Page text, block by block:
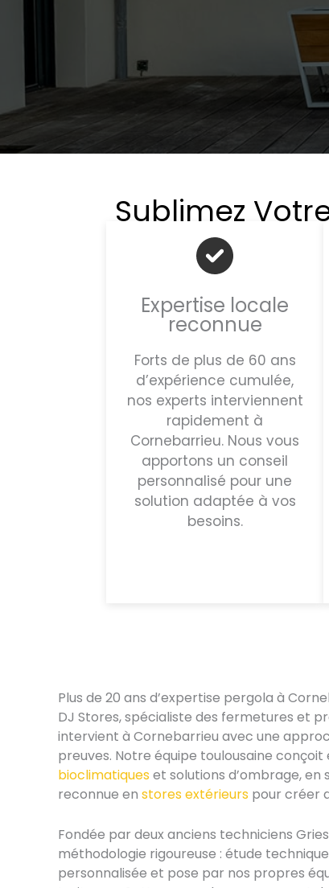
Sublimez
Expertise locale
reconnue
Forts de plus de 60 ans
d’expérience cumulée,
nos experts interviennent
rapidement à
Cornebarrieu. Nous vous
apportons un conseil
personnalisé pour une
solution adaptée à vos
besoins.
Plus de 20 ans d’expertise pergola à
DJ Stores, spécialiste des fermetures et
intervient à Cornebarrieu avec une
preuves. Notre équipe toulousaine conçoit
bioclimatiqueset solutions d’ombrage,
reconnue en stores extérieurs pour créer
Fondée par deux anciens techniciens
méthodologie rigoureuse : étude
personnalisée et pose par nos propres